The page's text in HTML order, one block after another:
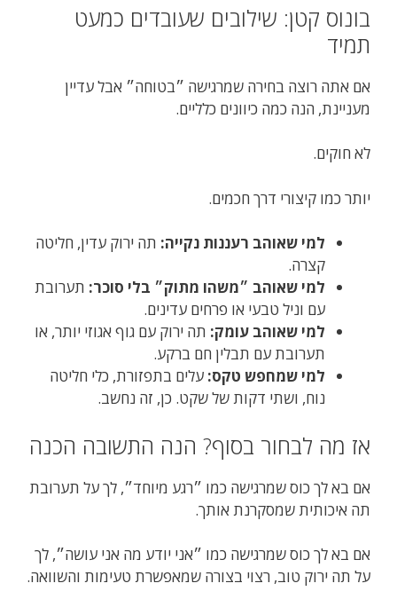
בונוס קטן: שילובים שעובדים כמעט
תמיד
אם אתה רוצה בחירה שמרגישה ״בטוחה״ אבל עדיין
מעניינת, הנה כמה כיוונים כלליים.
לא חוקים.
יותר כמו קיצורי דרך חכמים.
למי שאוהב רעננות נקייה: תה ירוק עדין, חליטה
קצרה.
למי שאוהב ״משהו מתוק״ בלי סוכר: תערובת
עם וניל טבעי או פרחים עדינים.
למי שאוהב עומק: תה ירוק עם גוף אגוזי יותר, או
תערובת עם תבלין חם ברקע.
למי שמחפש טקס: עלים בתפזורת, כלי חליטה
נוח, ושתי דקות של שקט. כן, זה נחשב.
אז מה לבחור בסוף? הנה התשובה הכנה
אם בא לך כוס שמרגישה כמו ״רגע מיוחד״, לך על תערובת
תה איכותית שמסקרנת אותך.
אם בא לך כוס שמרגישה כמו ״אני יודע מה אני עושה״, לך
על תה ירוק טוב, רצוי בצורה שמאפשרת טעימות והשוואה.